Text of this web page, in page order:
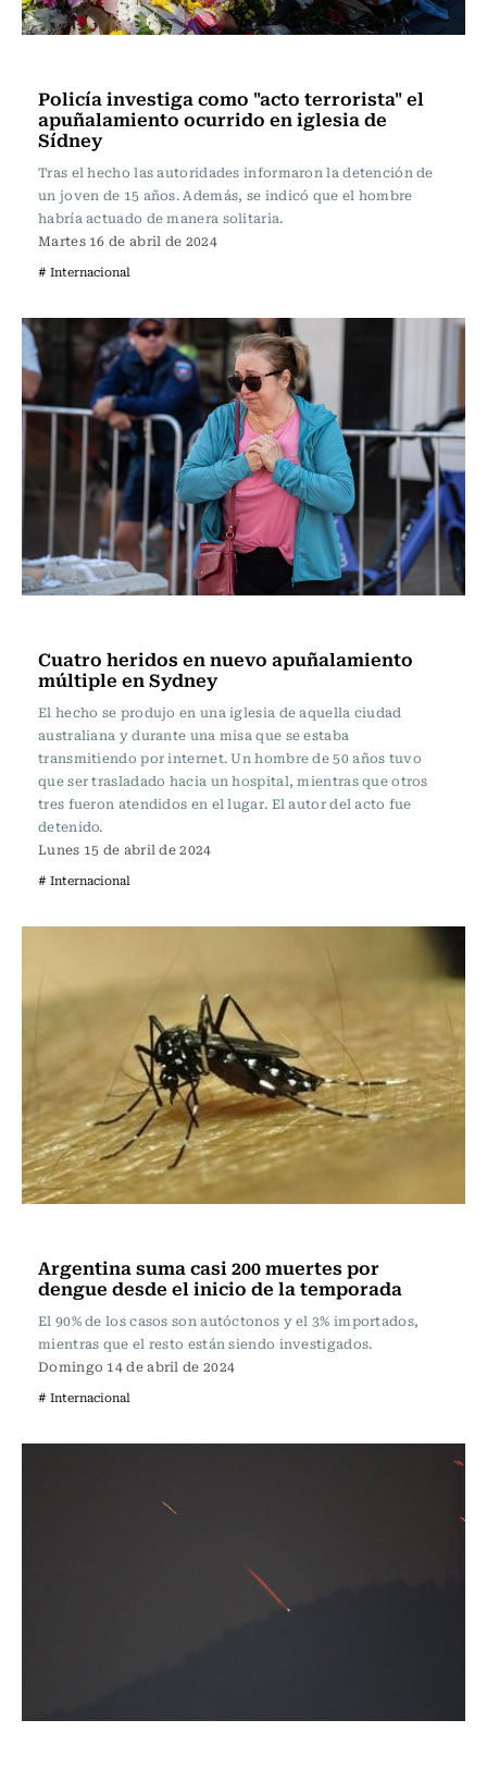
Policía investiga como "acto terrorista" el
apuñalamiento ocurrido en iglesia de
Sídney
Tras el hecho las autoridades informaron la detención de
un joven de 15 años. Además, se indicó que el hombre
habría actuado de manera solitaria.
Martes 16 de abril de 2024
# Internacional
Cuatro heridos en nuevo apuñalamiento
múltiple en Sydney
El hecho se produjo en una iglesia de aquella ciudad
australiana y durante una misa que se estaba
transmitiendo por internet. Un hombre de 50 años tuvo
que ser trasladado hacia un hospital, mientras que otros
tres fueron atendidos en el lugar. El autor del acto fue
detenido.
Lunes 15 de abril de 2024
# Internacional
Argentina suma casi 200 muertes por
dengue desde el inicio de la temporada
El 90% de los casos son autóctonos y el 3% importados,
mientras que el resto están siendo investigados.
Domingo 14 de abril de 2024
# Internacional